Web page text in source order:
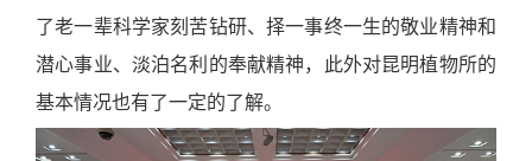
了老一辈科学家刻苦钻研、择一事终一生的敬业精神和
潜心事业、淡泊名利的奉献精神，此外对昆明植物所的
基本情况也有了一定的了解。